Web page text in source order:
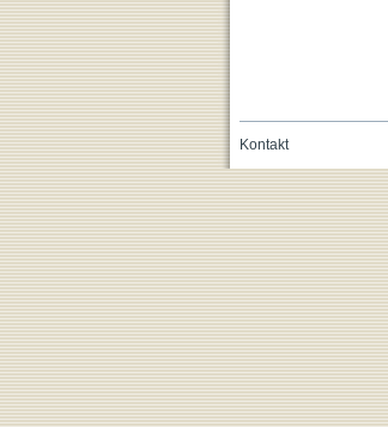
Kontakt